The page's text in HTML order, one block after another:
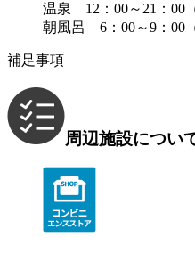
温泉 12：00～21：00
朝風呂 6：00～9：00
補足事項
周辺施設につい